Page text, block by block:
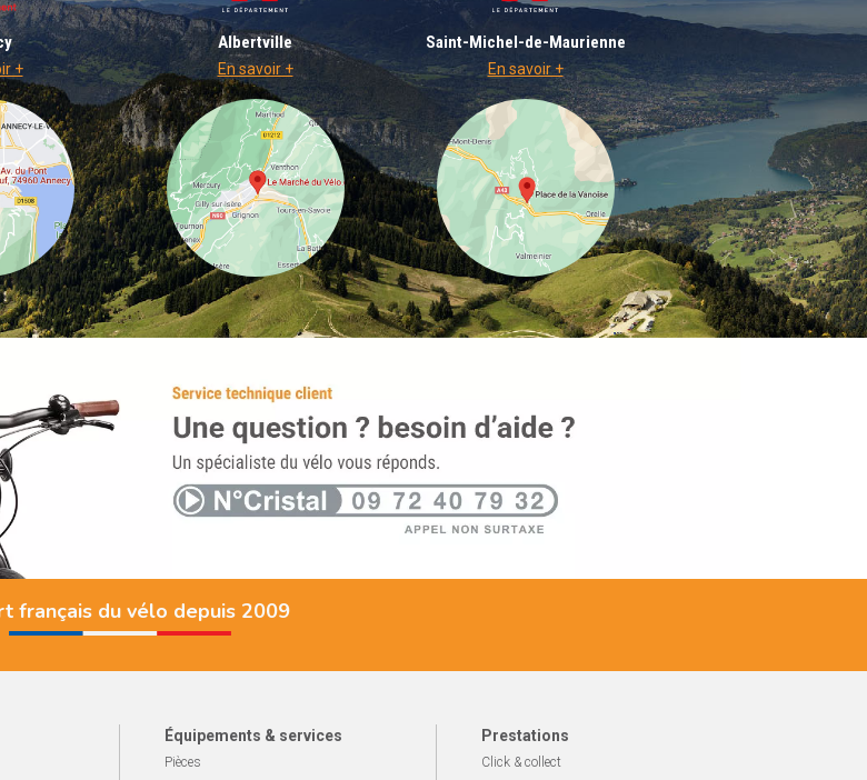
+
Albertville
En savoir +
Saint-Michel-de-Maurienne
En savoir +
français du vélo depuis 2009
Équipements & services
Pièces
Prestations
Click & collect